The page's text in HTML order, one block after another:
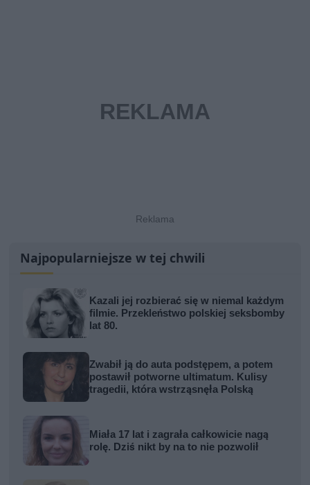
Najpopularniejsze w tej chwili
Kazali jej rozbierać się w niemal każdym
filmie. Przekleństwo polskiej seksbomby
lat 80.
Zwabił ją do auta podstępem, a potem
postawił potworne ultimatum. Kulisy
tragedii, która wstrząsnęła Polską
Miała 17 lat i zagrała całkowicie nagą
rolę. Dziś nikt by na to nie pozwolił